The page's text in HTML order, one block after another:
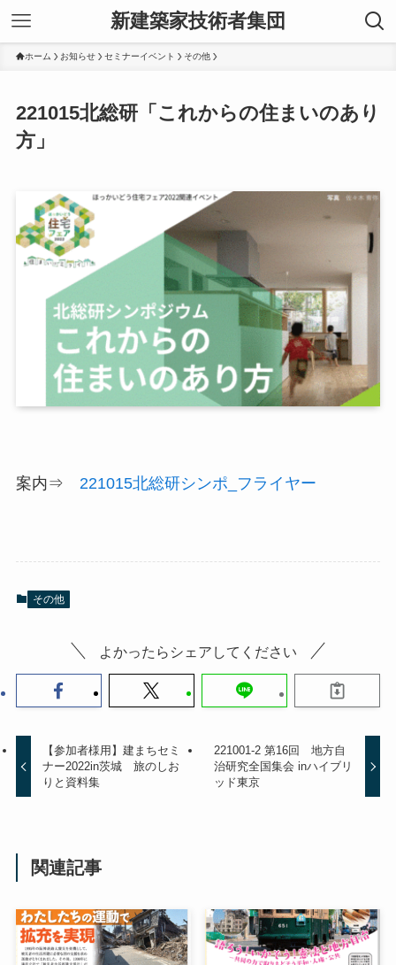
新建築家技術者集団
ホーム お知らせ セミナーイベント その他
221015北総研「これからの住まいのあり
方」
案内⇒ 221015北総研シンポ_フライヤー
その他
よかったらシェアしてください
【参加者様用】建まちセミ
ナー2022in茨城 旅のしお
りと資料集
221001-2 第16回 地方自
治研究全国集会 inハイブリ
ッド東京
関連記事